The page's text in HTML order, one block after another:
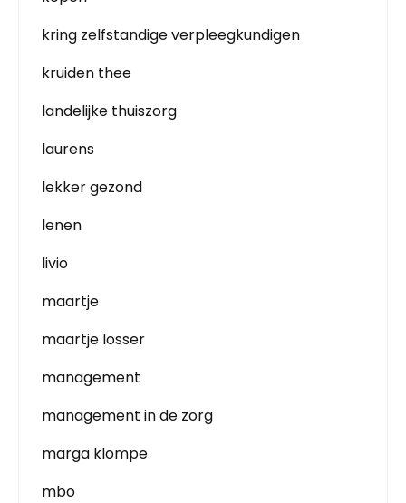
kring zelfstandige verpleegkundigen
kruiden thee
landelijke thuiszorg
laurens
lekker gezond
lenen
livio
maartje
maartje losser
management
management in de zorg
marga klompe
mbo